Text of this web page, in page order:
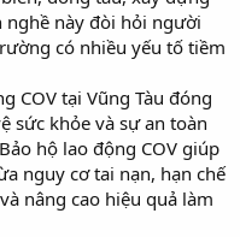
nghề này đòi hỏi người
có nhiều yếu tố tiềm
COV tại Vũng Tàu đóng
sức khỏe và sự an toàn
hộ lao động COV giúp
nguy cơ tai nạn, hạn chế
nâng cao hiệu quả làm